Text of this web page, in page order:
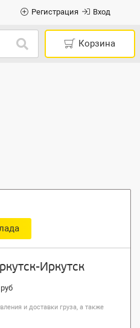
Регистрация Вход
Корзина
Иркутск
и доставки груза, а также